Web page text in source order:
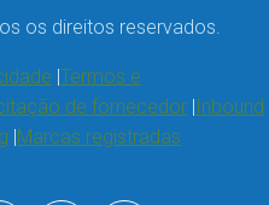
os direitos reservados.
Termos e
de fornecedor Inbound
Marcas registradas